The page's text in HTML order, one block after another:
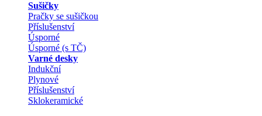
Sušičky
Pračky se sušičkou
Příslušenství
Úsporné
Úsporné (s TČ)
Varné desky
Indukční
Plynové
Příslušenství
Sklokeramické